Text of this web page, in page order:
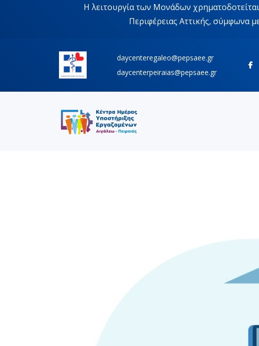
Η λειτουργία των Μονάδων
Περιφέρειας Αττικής, σύμφωνα
daycenteregaleo@pepsaee.gr
daycenterpeiraias@pepsaee.gr